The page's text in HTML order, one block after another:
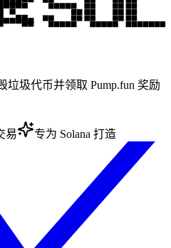
垃圾代币并领取 Pump.fun 奖励
易 专为 Solana 打造